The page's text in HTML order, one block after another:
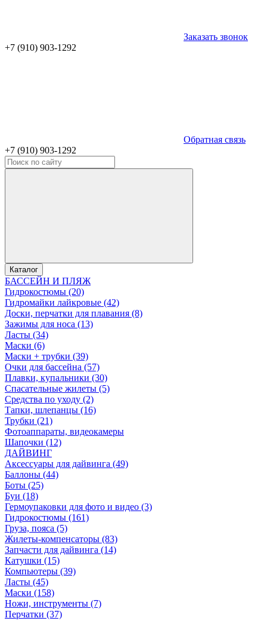
Заказать звонок
+7 (910) 903-1292
Обратная связь
+7 (910) 903-1292
Каталог
БАССЕЙН И ПЛЯЖ
Гидрокостюмы (20)
Гидромайки лайкровые (42)
Доски, перчатки для плавания (8)
Зажимы для носа (13)
Ласты (34)
Маски (6)
Маски + трубки (39)
Очки для бассейна (57)
Плавки, купальники (30)
Спасательные жилеты (5)
Средства по уходу (2)
Тапки, шлепанцы (16)
Трубки (21)
Фотоаппараты, видеокамеры
Шапочки (12)
ДАЙВИНГ
Аксессуары для дайвинга (49)
Баллоны (44)
Боты (25)
Буи (18)
Гермоупаковки для фото и видео (3)
Гидрокостюмы (161)
Груза, пояса (5)
Жилеты-компенсаторы (83)
Запчасти для дайвинга (14)
Катушки (15)
Компьютеры (39)
Ласты (45)
Маски (158)
Ножи, инструменты (7)
Перчатки (37)